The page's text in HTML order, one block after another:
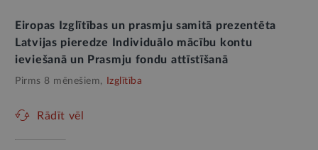
Eiropas Izglītības un prasmju samitā prezentēta
Latvijas pieredze Individuālo mācību kontu
ieviešanā un Prasmju fondu attīstīšanā
Pirms 8 mēnešiem, Izglītība
Rādīt vēl